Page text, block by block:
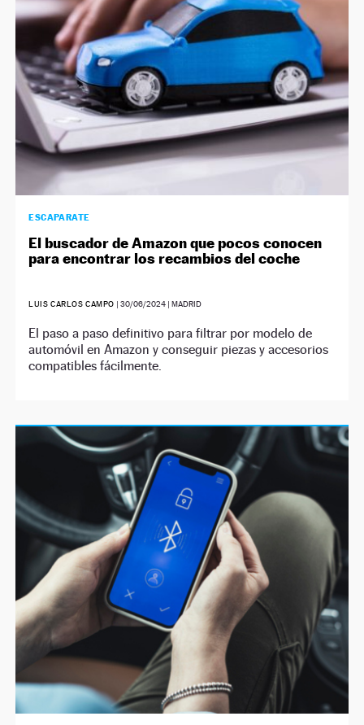
ESCAPARATE
El buscador de Amazon que pocos conocen
para encontrar los recambios del coche
LUIS CARLOS CAMPO | 30/06/2024| MADRID
El paso a paso definitivo para filtrar por modelo de
automóvil en Amazon y conseguir piezas y accesorios
compatibles fácilmente.